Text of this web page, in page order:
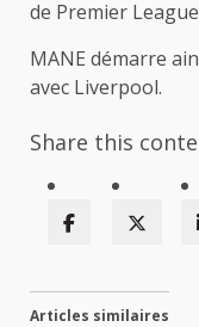
de Premier
MANE démarre
avec Liverpool.
Share this
Articles similaires